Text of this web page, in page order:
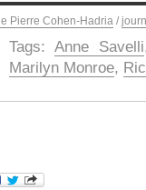
Pierre Cohen-Hadria /
Tags:Anne Savelli
Marilyn Monroe,